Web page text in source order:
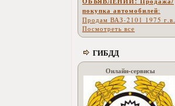
покупка автомобилей:
Продам ВАЗ-2101 1975 г.в.
Посмотреть все
ГИБДД
Онлайн-сервисы